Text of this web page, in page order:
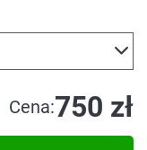
Cena:750 zł